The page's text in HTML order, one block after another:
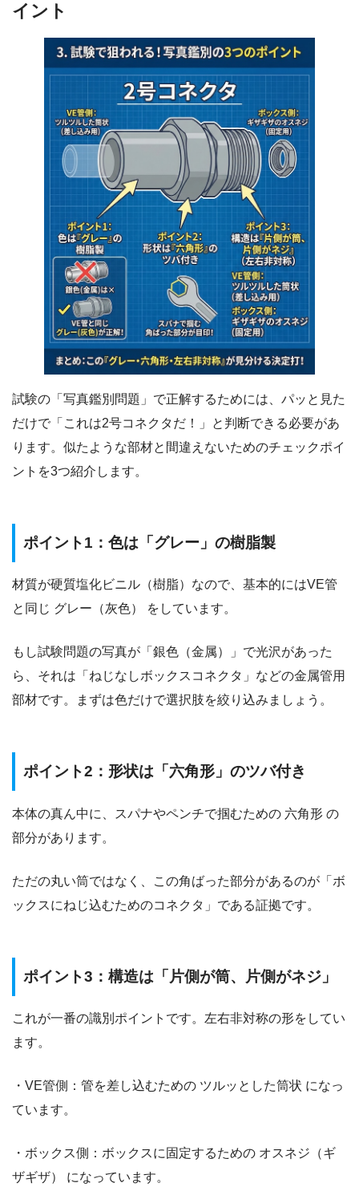
イント
試験の「写真鑑別問題」で正解するためには、パッと見た
だけで「これは2号コネクタだ！」と判断できる必要があ
ります。似たような部材と間違えないためのチェックポイ
ントを3つ紹介します。
ポイント1：色は「グレー」の樹脂製
材質が硬質塩化ビニル（樹脂）なので、基本的にはVE管
と同じ グレー（灰色） をしています。
もし試験問題の写真が「銀色（金属）」で光沢があった
ら、それは「ねじなしボックスコネクタ」などの金属管用
部材です。まずは色だけで選択肢を絞り込みましょう。
ポイント2：形状は「六角形」のツバ付き
本体の真ん中に、スパナやペンチで掴むための 六角形 の
部分があります。
ただの丸い筒ではなく、この角ばった部分があるのが「ボ
ックスにねじ込むためのコネクタ」である証拠です。
ポイント3：構造は「片側が筒、片側がネジ」
これが一番の識別ポイントです。左右非対称の形をしてい
ます。
・VE管側：管を差し込むための ツルッとした筒状 になっ
ています。
・ボックス側：ボックスに固定するための オスネジ（ギ
ザギザ） になっています。